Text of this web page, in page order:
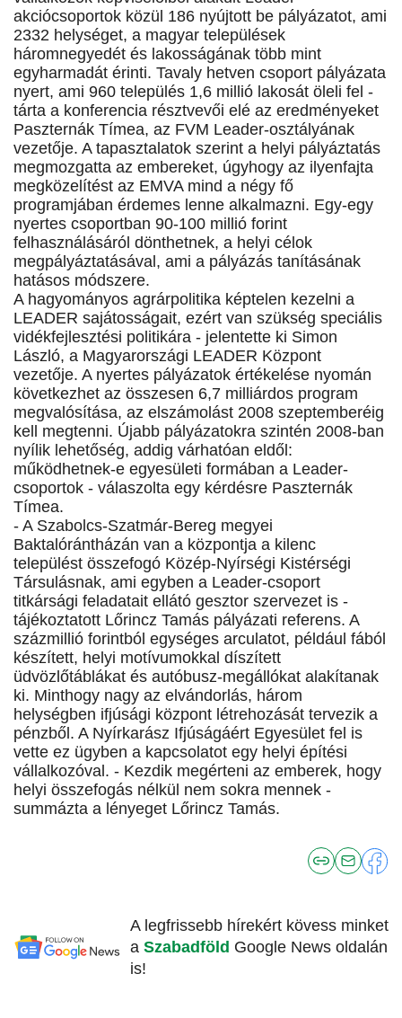
akciócsoportok közül 186 nyújtott be pályázatot, ami
2332 helységet, a magyar települések
háromnegyedét és lakosságának több mint
egyharmadát érinti. Tavaly hetven csoport pályázata
nyert, ami 960 település 1,6 millió lakosát öleli fel -
tárta a konferencia résztvevői elé az eredményeket
Paszternák Tímea, az FVM Leader-osztályának
vezetője. A tapasztalatok szerint a helyi pályáztatás
megmozgatta az embereket, úgyhogy az ilyenfajta
megközelítést az EMVA mind a négy fő
programjában érdemes lenne alkalmazni. Egy-egy
nyertes csoportban 90-100 millió forint
felhasználásáról dönthetnek, a helyi célok
megpályáztatásával, ami a pályázás tanításának
hatásos módszere.
A hagyományos agrárpolitika képtelen kezelni a
LEADER sajátosságait, ezért van szükség speciális
vidékfejlesztési politikára - jelentette ki Simon
László, a Magyarországi LEADER Központ
vezetője. A nyertes pályázatok értékelése nyomán
következhet az összesen 6,7 milliárdos program
megvalósítása, az elszámolást 2008 szeptemberéig
kell megtenni. Újabb pályázatokra szintén 2008-ban
nyílik lehetőség, addig várhatóan eldől:
működhetnek-e egyesületi formában a Leader-
csoportok - válaszolta egy kérdésre Paszternák
Tímea.
- A Szabolcs-Szatmár-Bereg megyei
Baktalórántházán van a központja a kilenc
települést összefogó Közép-Nyírségi Kistérségi
Társulásnak, ami egyben a Leader-csoport
titkársági feladatait ellátó gesztor szervezet is -
tájékoztatott Lőrincz Tamás pályázati referens. A
százmillió forintból egységes arculatot, például fából
készített, helyi motívumokkal díszített
üdvözlőtáblákat és autóbusz-megállókat alakítanak
ki. Minthogy nagy az elvándorlás, három
helységben ifjúsági központ létrehozását tervezik a
pénzből. A Nyírkarász Ifjúságáért Egyesület fel is
vette ez ügyben a kapcsolatot egy helyi építési
vállalkozóval. - Kezdik megérteni az emberek, hogy
helyi összefogás nélkül nem sokra mennek -
summázta a lényeget Lőrincz Tamás.
A legfrissebb hírekért kövess minket
a Szabadföld Google News oldalán
is!